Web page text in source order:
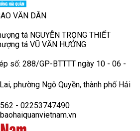
VĂN DÂN
tá NGUYỄN TRỌNG THIẾT
tá VŨ VĂN HƯỞNG
số: 288/GP-BTTTT ngày 10 - 06 -
phường Ngô Quyền, thành phố Hải
- 02253747490